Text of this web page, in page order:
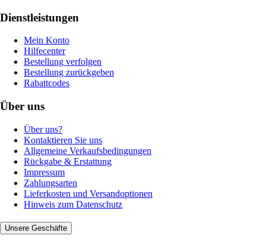
Dienstleistungen
Mein Konto
Hilfecenter
Bestellung verfolgen
Bestellung zurückgeben
Rabattcodes
Über uns
Über uns?
Kontaktieren Sie uns
Allgemeine Verkaufsbedingungen
Rückgabe & Erstattung
Impressum
Zahlungsarten
Lieferkosten und Versandoptionen
Hinweis zum Datenschutz
Unsere Geschäfte